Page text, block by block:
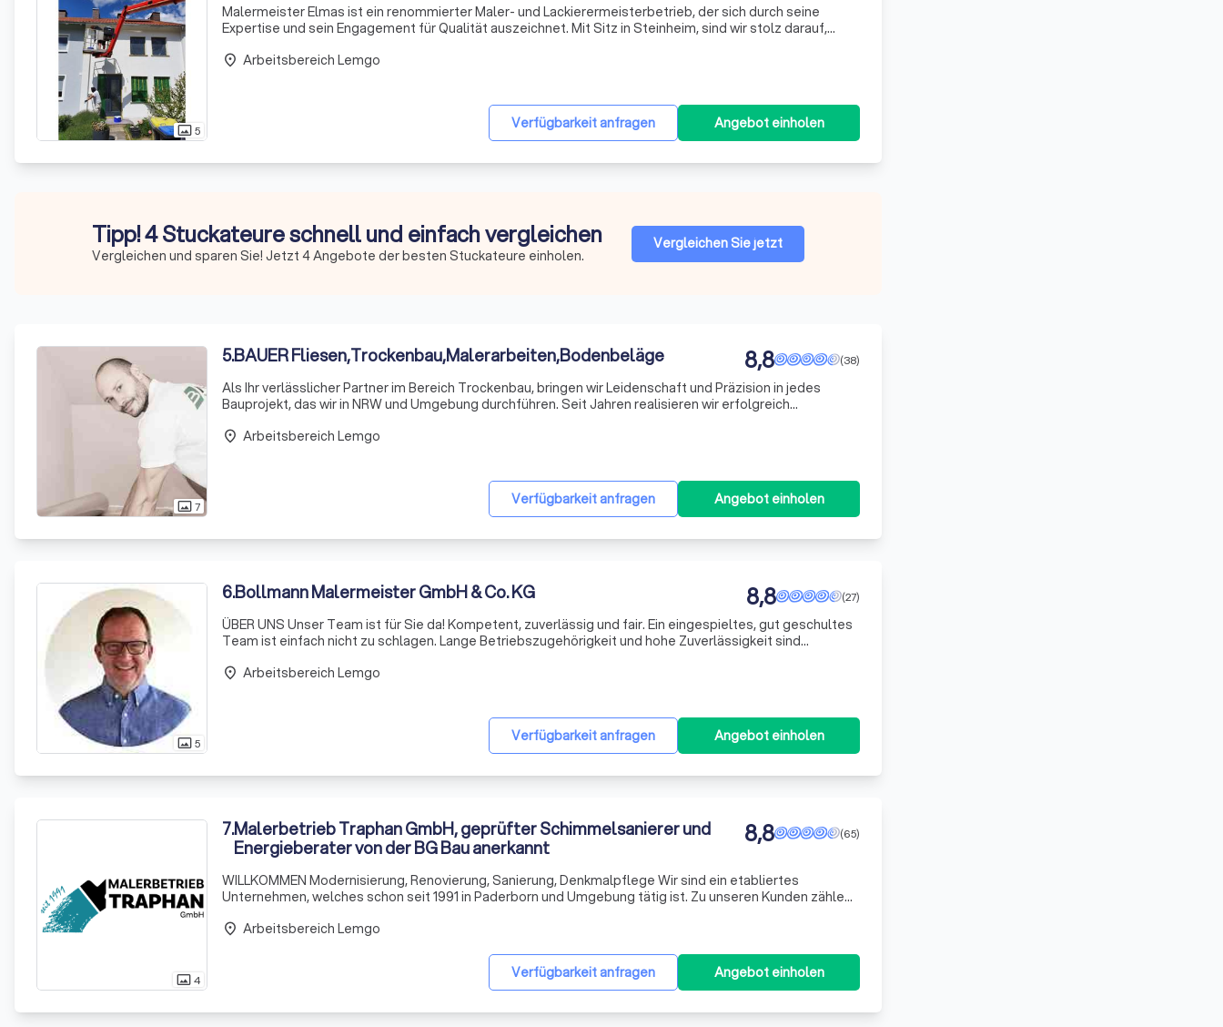
photo_size_select_actual5
Malermeister Elmas ist ein renommierter Maler- und Lackierermeisterbetrieb, der sich durch seine
Expertise und sein Engagement für Qualität auszeichnet. Mit Sitz in Steinheim, sind wir stolz darauf,
hochqualif
Verfügbarkeit anfragen Angebot einholen
place Arbeitsbereich Lemgo
Tipp! 4 Stuckateure schnell und einfach vergleichen
Vergleichen und sparen Sie! Jetzt 4 Angebote der besten Stuckateure einholen.
Vergleichen Sie jetzt
photo_size_select_actual7
5.BAUER Fliesen,Trockenbau,Malerarbeiten,Bodenbeläge (38)
8,8
Als Ihr verlässlicher Partner im Bereich Trockenbau, bringen wir Leidenschaft und Präzision in jedes
Bauprojekt, das wir in NRW und Umgebung durchführen. Seit Jahren realisieren wir erfolgreich
Mehrfamilienh
Verfügbarkeit anfragen Angebot einholen
place Arbeitsbereich Lemgo
photo_size_select_actual5
6.Bollmann Malermeister GmbH & Co. KG (27)
8,8
ÜBER UNS Unser Team ist für Sie da! Kompetent, zuverlässig und fair. Ein eingespieltes, gut geschultes
Team ist einfach nicht zu schlagen. Lange Betriebszugehörigkeit und hohe Zuverlässigkeit sind
Verfügbarkeit anfragen Angebot einholen
place Arbeitsbereich Lemgo
photo_size_select_actual4
7.Malerbetrieb Traphan GmbH, geprüfter Schimmelsanierer und
Energieberater von der BG Bau anerkannt
(65)
8,8
WILLKOMMEN Modernisierung, Renovierung, Sanierung, Denkmalpflege Wir sind ein etabliertes
Unternehmen, welches schon seit 1991 in Paderborn und Umgebung tätig ist. Zu unseren Kunden zählen
Mensc
Verfügbarkeit anfragen Angebot einholen
place Arbeitsbereich Lemgo